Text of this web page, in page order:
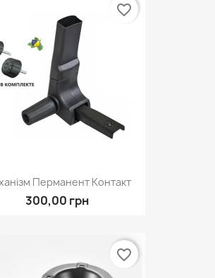
Перманент Контакт
300,00 грн
favorite_border
favorite_border